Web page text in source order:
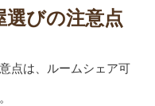
びの注意点
点は、ルームシェア可